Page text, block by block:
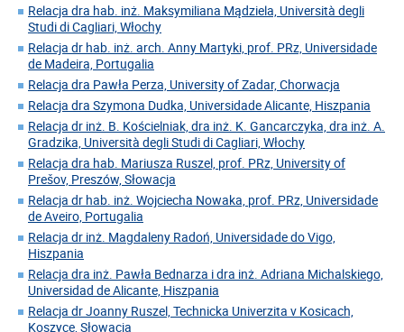
Relacja dra hab. inż. Maksymiliana Mądziela, Università degli
Studi di Cagliari, Włochy
Relacja dr hab. inż. arch. Anny Martyki, prof. PRz, Universidade
de Madeira, Portugalia
Relacja dra Pawła Perza, University of Zadar, Chorwacja
Relacja dra Szymona Dudka, Universidade Alicante, Hiszpania
Relacja dr inż. B. Kościelniak, dra inż. K. Gancarczyka, dra inż. A.
Gradzika, Università degli Studi di Cagliari, Włochy
Relacja dra hab. Mariusza Ruszel, prof. PRz, University of
Prešov, Preszów, Słowacja
Relacja dr hab. inż. Wojciecha Nowaka, prof. PRz, Universidade
de Aveiro, Portugalia
Relacja dr inż. Magdaleny Radoń, Universidade do Vigo,
Hiszpania
Relacja dra inż. Pawła Bednarza i dra inż. Adriana Michalskiego,
Universidad de Alicante, Hiszpania
Relacja dr Joanny Ruszel, Technicka Univerzita v Kosicach,
Koszyce, Słowacja